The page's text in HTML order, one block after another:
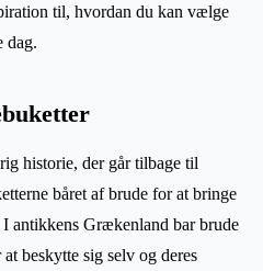
til, hvordan du kan vælge
dag.
historie, der går tilbage til
båret af brude for at bringe
antikkens Grækenland bar brude
beskytte sig selv og deres